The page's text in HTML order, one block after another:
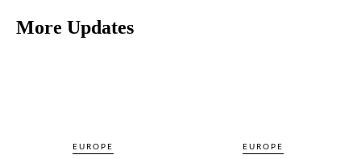
More Updates
EUROPE EUROPE